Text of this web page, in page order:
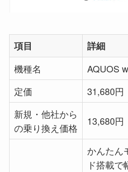
項目
詳細
機種名
AQUOS
定価
31,680円
新規・他社から
の乗り換え価格
13,680円
かんたん
ド搭載